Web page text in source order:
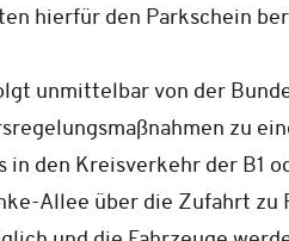
hierfür den Parkschein
unmittelbar von der
zu
in den Kreisverkehr der B1
Allee über die Zufahrt zu